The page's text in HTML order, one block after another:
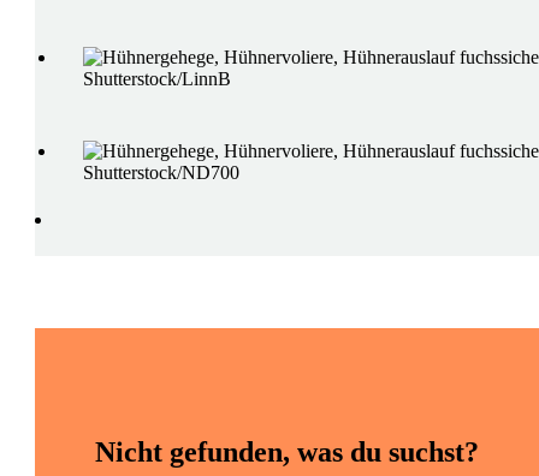
Shutterstock/LinnB
Shutterstock/ND700
Nicht gefunden, was du suchst?